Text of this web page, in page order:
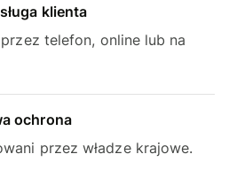
klienta
telefon, online lub na
ochrona
przez władze krajowe.